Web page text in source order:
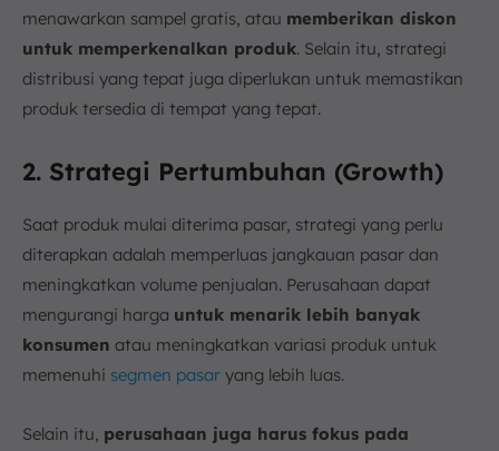
menawarkan sampel gratis, atau memberikan diskon
untuk memperkenalkan produk. Selain itu, strategi
distribusi yang tepat juga diperlukan untuk memastikan
produk tersedia di tempat yang tepat.
2. Strategi Pertumbuhan (Growth)
Saat produk mulai diterima pasar, strategi yang perlu
diterapkan adalah memperluas jangkauan pasar dan
meningkatkan volume penjualan. Perusahaan dapat
mengurangi harga untuk menarik lebih banyak
konsumen atau meningkatkan variasi produk untuk
memenuhi segmen pasar yang lebih luas.
Selain itu, perusahaan juga harus fokus pada